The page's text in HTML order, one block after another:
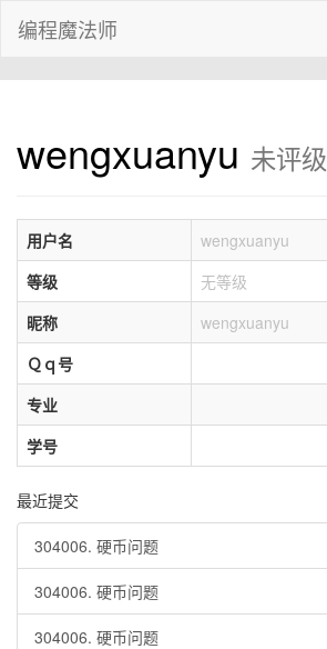
编程魔法师
wengxuanyu 未评级
用户名
wengxuanyu
等级
无等级
昵称
wengxuanyu
Ｑｑ号
专业
学号
最近提交
304006. 硬币问题
304006. 硬币问题
304006. 硬币问题